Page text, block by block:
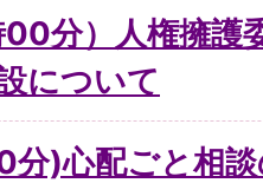
00分）人権擁護
について
)心配ごと相